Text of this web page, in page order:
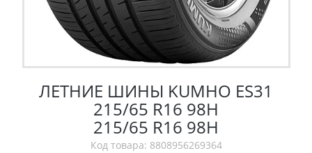
ЛЕТНИЕ ШИНЫ KUMHO ES31
215/65 R16 98H
215/65 R16 98H
Код товара: 8808956269364